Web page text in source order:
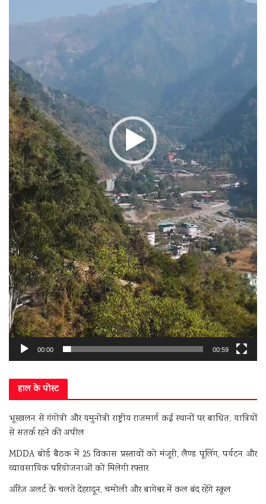
00:00 00:59
हाल के पोस्ट
भूस्खलन से गंगोत्री और यमुनोत्री राष्ट्रीय राजमार्ग कई स्थानों पर बाधित, यात्रियों
से सतर्क रहने की अपील
MDDA बोर्ड बैठक में 25 विकास प्रस्तावों को मंजूरी, लैण्ड पूलिंग, पर्यटन और
व्यावसायिक परियोजनाओं को मिलेगी रफ्तार
ऑरेंज अलर्ट के चलते देहरादून, चमोली और बागेश्वर में कल बंद रहेंगे स्कूल